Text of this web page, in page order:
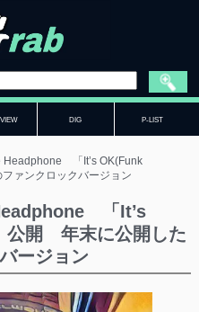
DIG P-LIST
Headphone 「It’s OK(Funk
ァンクロックバージョン
「It’s
公開 年末に公開した
ージョン